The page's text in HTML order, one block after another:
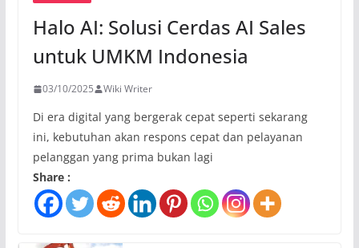
Halo AI: Solusi Cerdas AI Sales
untuk UMKM Indonesia
03/10/2025 Wiki Writer
Di era digital yang bergerak cepat seperti sekarang
ini, kebutuhan akan respons cepat dan pelayanan
pelanggan yang prima bukan lagi
Share :